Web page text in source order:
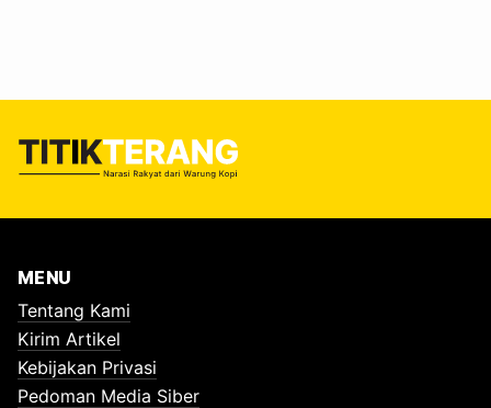
MENU
Tentang Kami
Kirim Artikel
Kebijakan Privasi
Pedoman Media Siber